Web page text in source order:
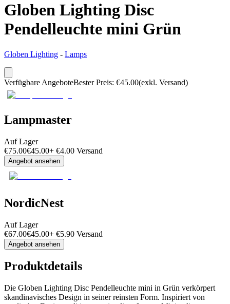
Globen Lighting Disc
Pendelleuchte mini Grün
Globen Lighting - Lamps
Verfügbare AngeboteBester Preis: €45.00(exkl. Versand)
Lampmaster
Auf Lager
€75.00€45.00+ €4.00 Versand
Angebot ansehen
NordicNest
Auf Lager
€67.00€45.00+ €5.90 Versand
Angebot ansehen
Produktdetails
Die Globen Lighting Disc Pendelleuchte mini in Grün verkörpert
skandinavisches Design in seiner reinsten Form. Inspiriert von